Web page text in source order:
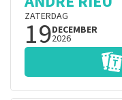
ZATERDAG
19DECEMBER
2026